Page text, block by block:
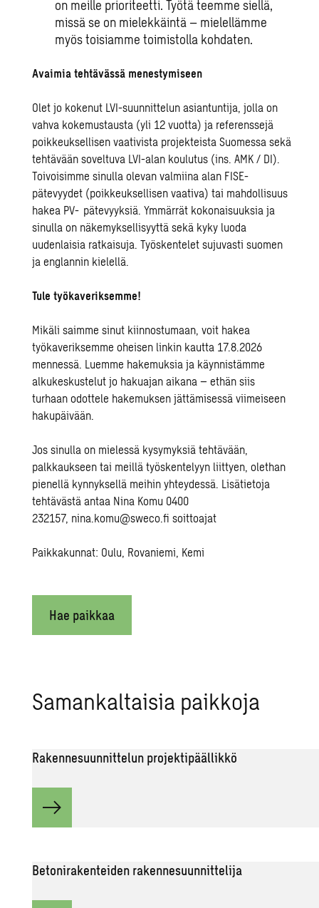
on meille prioriteetti. Työtä teemme siellä,
missä se on mielekkäintä – mielellämme
myös toisiamme toimistolla kohdaten.
Avaimia tehtävässä menestymiseen
Olet jo kokenut LVI-suunnittelun asiantuntija, jolla on
vahva kokemustausta (yli 12 vuotta) ja referenssejä
poikkeuksellisen vaativista projekteista Suomessa sekä
tehtävään soveltuva LVI-alan koulutus (ins. AMK / DI).
Toivoisimme sinulla olevan valmiina alan FISE-
pätevyydet (poikkeuksellisen vaativa) tai mahdollisuus
hakea PV- pätevyyksiä. Ymmärrät kokonaisuuksia ja
sinulla on näkemyksellisyyttä sekä kyky luoda
uudenlaisia ratkaisuja. Työskentelet sujuvasti suomen
ja englannin kielellä.
Tule työkaveriksemme!
Mikäli saimme sinut kiinnostumaan, voit hakea
työkaveriksemme oheisen linkin kautta 17.8.2026
mennessä. Luemme hakemuksia ja käynnistämme
alkukeskustelut jo hakuajan aikana – ethän siis
turhaan odottele hakemuksen jättämisessä viimeiseen
hakupäivään.
Jos sinulla on mielessä kysymyksiä tehtävään,
palkkaukseen tai meillä työskentelyyn liittyen, olethan
pienellä kynnyksellä meihin yhteydessä. Lisätietoja
tehtävästä antaa Nina Komu 0400
232157, nina.komu@sweco.fi soittoajat
Paikkakunnat: Oulu, Rovaniemi, Kemi
Hae paikkaa
Sa­man­kal­tai­sia paik­ko­ja
Rakennesuunnittelun projektipäällikkö
Betonirakenteiden rakennesuunnittelija